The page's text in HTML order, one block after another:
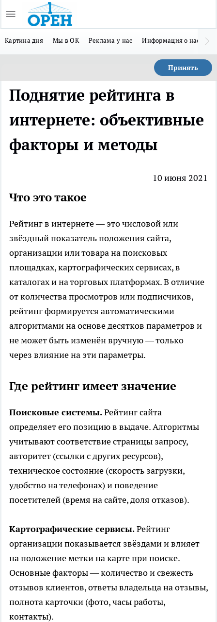
Картина дня Мы в ОК Реклама у нас Информация о нас
Принять
Поднятие рейтинга в
интернете: объективные
факторы и методы
10 июня 2021
Что это такое
Рейтинг в интернете— это числовой или
звёздный показатель положения сайта,
организации или товара на поисковых
площадках, картографических сервисах, в
каталогах и на торговых платформах. В отличие
от количества просмотров или подписчиков,
рейтинг формируется автоматическими
алгоритмами на основе десятков параметров и
не может быть изменён вручную — только
через влияние на эти параметры.
Где рейтинг имеет значение
Поисковые системы.Рейтинг сайта
определяет его позицию в выдаче. Алгоритмы
учитывают соответствие страницы запросу,
авторитет (ссылки с других ресурсов),
техническое состояние (скорость загрузки,
удобство на телефонах) и поведение
посетителей (время на сайте, доля отказов).
Картографические сервисы.Рейтинг
организации показывается звёздами и влияет
на положение метки на карте при поиске.
Основные факторы — количество и свежесть
отзывов клиентов, ответы владельца на отзывы,
полнота карточки (фото, часы работы,
контакты).